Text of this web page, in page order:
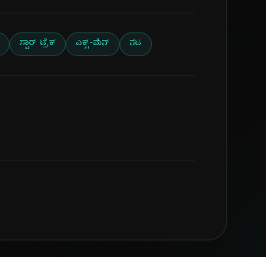
ಸ್ಟಾರ್ ಟ್ರೆಕ್ ಎಕ್ಸ್-ಮೆನ್ ನಟ